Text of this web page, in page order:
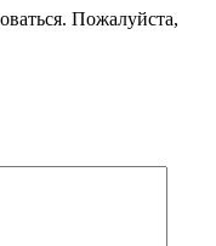
Пожалуйста,